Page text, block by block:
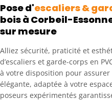
Pose d'escaliers &
bois à Corbeil-
sur mesure
Alliez sécurité, praticité et
d’escaliers et garde-corps en
à votre disposition pour
élégante, adaptée à votre
poseurs expérimentés